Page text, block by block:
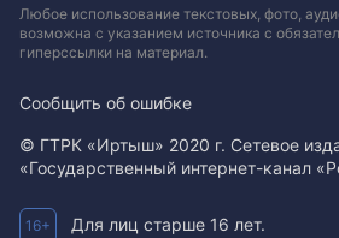
Любое использование текстовых, фото,
возможна с указанием источника с
гиперссылки на материал.
Сообщить об ошибке
© ГТРК «Иртыш» 2020 г. Сетевое
«Государственный интернет-канал
16+ Для лиц старше 16 лет.